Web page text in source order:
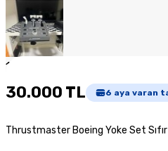
1
30.000 TL 6 aya varan
Thrustmaster Boeing Yoke Set Sıfır